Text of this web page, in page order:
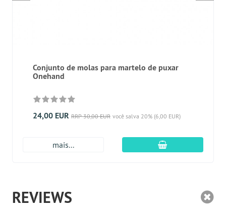
Conjunto de molas para martelo de puxar
Onehand
24,00 EUR RRP 30,00 EUR você salva 20% (6,00 EUR)
mais... Adicionar ao
REVIEWS